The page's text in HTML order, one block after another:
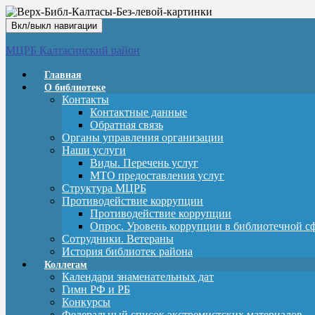
Вкл/выкл навигации
МЦРБ Калтасинский район
Главная
О библиотеке
Контакты
Контактные данные
Обратная связь
Органы управления организации
Наши услуги
Виды. Перечень услуг
МТО предоставления услуг
Структура МЦРБ
Противодействие коррупции
Противодействие коррупции
Опрос. Уровень коррупции в библиотечной
Сотрудники. Ветераны
История библиотек района
Коллегам
Календари знаменательных дат
Гимн РФ и РБ
Конкурсы